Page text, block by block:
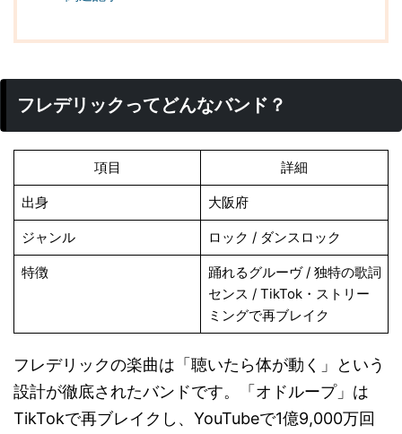
フレデリックってどんなバンド？
項目 詳細
出身 大阪府
ジャンル ロック / ダンスロック
特徴
踊れるグルーヴ / 独特の歌詞
センス / TikTok・ストリー
ミングで再ブレイク
フレデリックの楽曲は「聴いたら体が動く」という
設計が徹底されたバンドです。「オドループ」は
TikTokで再ブレイクし、YouTubeで1億9,000万回